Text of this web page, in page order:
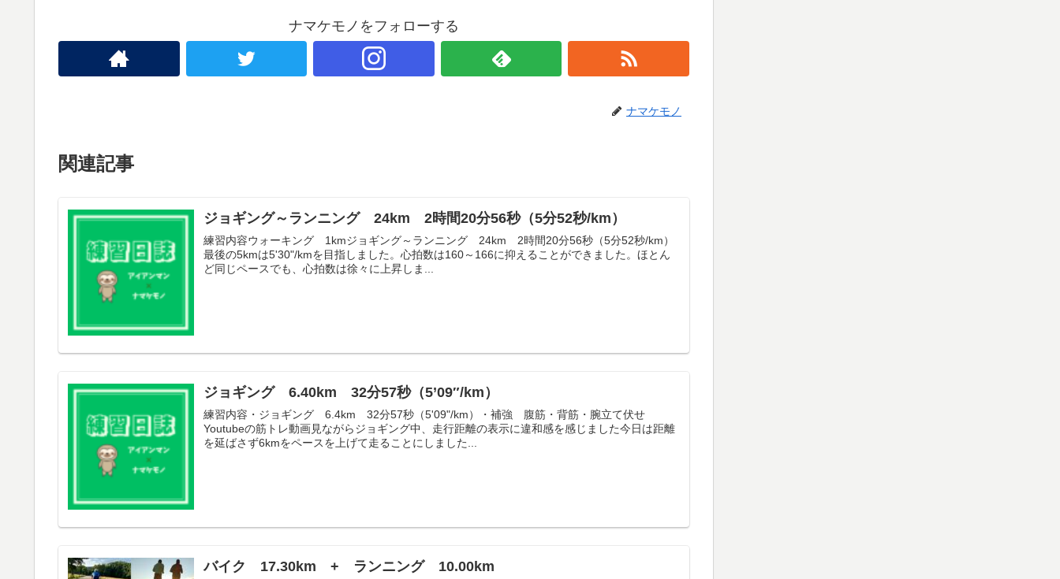
ナマケモノをフォローする
ナマケモノ
関連記事
ジョギング～ランニング 24km 2時間20分56秒（5分52秒/km）
練習内容ウォーキング 1kmジョギング～ランニング 24km 2時間20分56秒（5分52秒/km）
最後の5kmは5'30"/kmを目指しました。心拍数は160～166に抑えることができました。ほとん
ど同じペースでも、心拍数は徐々に上昇しま...
ジョギング 6.40km 32分57秒（5’09″/km）
練習内容・ジョギング 6.4km 32分57秒（5'09"/km）・補強 腹筋・背筋・腕立て伏せ
Youtubeの筋トレ動画見ながらジョギング中、走行距離の表示に違和感を感じました今日は距離
を延ばさず6kmをペースを上げて走ることにしました...
バイク 17.30km + ランニング 10.00km